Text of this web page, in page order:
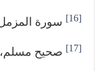
[16] سورة
[17] صحيح مسلم،